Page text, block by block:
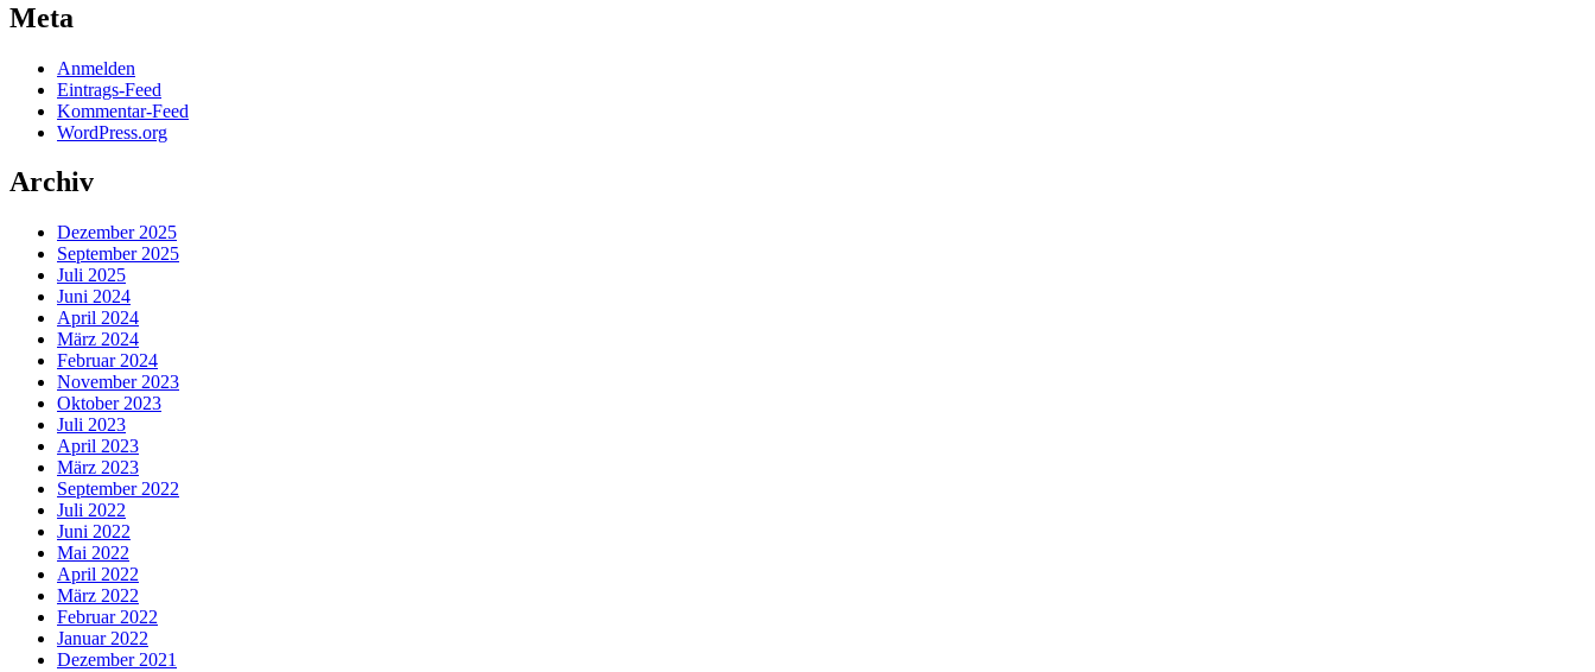
Meta
Anmelden
Eintrags-Feed
Kommentar-Feed
WordPress.org
Archiv
Dezember 2025
September 2025
Juli 2025
Juni 2024
April 2024
März 2024
Februar 2024
November 2023
Oktober 2023
Juli 2023
April 2023
März 2023
September 2022
Juli 2022
Juni 2022
Mai 2022
April 2022
März 2022
Februar 2022
Januar 2022
Dezember 2021